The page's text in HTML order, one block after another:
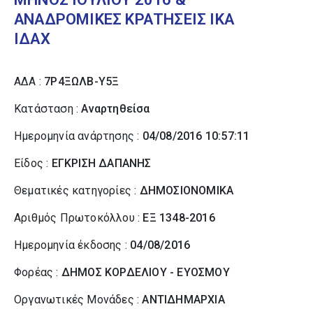
ΑΝΑΔΡΟΜΙΚΕΣ ΚΡΑΤΗΣΕΙΣ ΙΚΑ
ΙΔΑΧ
ΑΔΑ : 7Ρ4ΞΩΛΒ-Υ5Ξ
Κατάσταση :Αναρτηθείσα
Ημερομηνία ανάρτησης : 04/08/2016 10:57:11
Είδος : ΕΓΚΡΙΣΗ ΔΑΠΑΝΗΣ
Θεματικές κατηγορίες : ΔΗΜΟΣΙΟΝΟΜΙΚΑ
Αριθμός Πρωτοκόλλου : ΕΞ 1348-2016
Ημερομηνία έκδοσης : 04/08/2016
Φορέας : ΔΗΜΟΣ ΚΟΡΔΕΛΙΟΥ - ΕΥΟΣΜΟΥ
Οργανωτικές Μονάδες :ΑΝΤΙΔΗΜΑΡΧΙΑ